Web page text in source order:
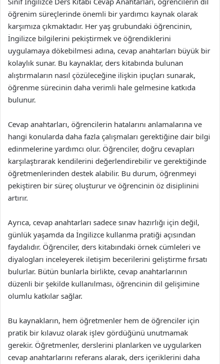
öğrenim süreçlerinde önemli bir yardımcı kaynak olarak
karşımıza çıkmaktadır. Her yaş grubundaki öğrencinin,
İngilizce bilgilerini pekiştirmek ve öğrendiklerini
uygulamaya dökebilmesi adına, cevap anahtarları büyük bir
kolaylık sunar. Bu kaynaklar, ders kitabında bulunan
alıştırmaların nasıl çözüleceğine ilişkin ipuçları sunarak,
öğrenme sürecinin daha verimli hale gelmesine katkıda
bulunur.
Cevap anahtarları, öğrencilerin hatalarını anlamalarına ve
hangi konularda daha fazla çalışmaları gerektiğine dair bilgi
edinmelerine yardımcı olur. Öğrenciler, doğru cevapları
karşılaştırarak kendilerini değerlendirebilir ve gerektiğinde
öğretmenlerinden destek alabilir. Bu durum, öğrenmeyi
pekiştiren bir süreç oluşturur ve öğrencinin öz disiplinini
artırır.
Ayrıca, cevap anahtarları sadece sınav hazırlığı için değil,
günlük yaşamda da İngilizce kullanma pratiği açısından
faydalıdır. Öğrenciler, ders kitabındaki örnek cümleleri ve
diyalogları inceleyerek iletişim becerilerini geliştirme fırsatı
bulurlar. Bütün bunlarla birlikte, cevap anahtarlarının
düzenli bir şekilde kullanılması, öğrencinin dil gelişimine
olumlu katkılar sağlar.
Bu kaynakların, hem öğretmenler hem de öğrenciler için
pratik bir kılavuz olarak işlev gördüğünü unutmamak
gerekir. Öğretmenler, derslerini planlarken ve uygularken
cevap anahtarlarını referans alarak, ders içeriklerini daha